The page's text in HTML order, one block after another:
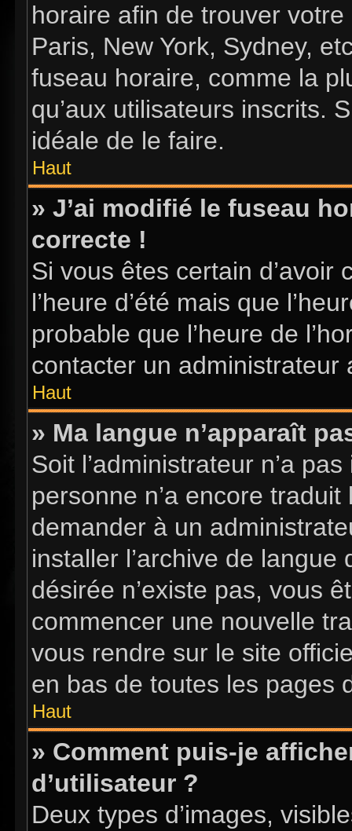
horaire afin de trouver
Paris, New York, Sydney,
fuseau horaire, comme la
qu’aux utilisateurs inscrits.
idéale de le faire.
Haut
» J’ai modifié le fuseau
correcte !
Si vous êtes certain
l’heure d’été mais que
probable que l’heure de
contacter un
Haut
» Ma langue n’apparaît
Soit l’administrateur n’a
personne n’a encore
demander à un
installer l’archive de
désirée n’existe pas, vous
commencer une nouvelle
vous rendre sur le site
en bas de toutes les pages
Haut
» Comment puis-je
d’utilisateur ?
Deux types d’images,